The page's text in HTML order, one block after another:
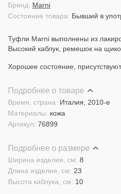
Состояние товара: Бывший в
Бренд: Marni
Туфли Marni выполнены из
Высокий каблук, ремешок на
Хорошее состояние,
Подробнее о товаре
Материалы: кожа
Время, страна: Италия, 2010-е
Артикул: 76899
Подробнее о размере
Высота каблука, см: 10
Длина изделия, см: 23
Ширина изделия, см: 8